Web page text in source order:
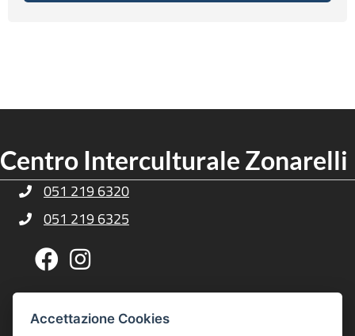
Centro Interculturale Zonarelli
Telefono Centro Culturale Zonarelli
051 219 6320
Telefono Centro Culturale Zonarelli
051 219 6325
Pagina Facebook Centro Zonarelli
Profilo Instagram Centro Zonarelli
Indirizzo Centro Culturale Zonarelli
Accettazione Cookies